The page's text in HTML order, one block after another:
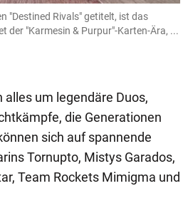
"Destined Rivals" getitelt, ist das
der "Karmesin & Purpur"-Karten-Ära, ...
um legendäre Duos,
die Generationen
sich auf spannende
Tornupto, Mistys Garados,
Team Rockets Mimigma und